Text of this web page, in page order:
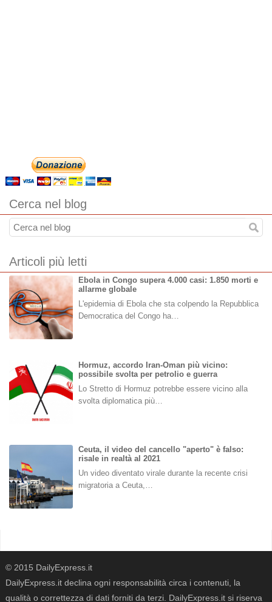
Cerca nel blog
Articoli più letti
Ebola in Congo supera 4.000 casi: 1.850 morti e
allarme globale
L'epidemia di Ebola che sta colpendo la Repubblica
Democratica del Congo ha…
Hormuz, accordo Iran-Oman più vicino:
possibile svolta per petrolio e guerra
Lo Stretto di Hormuz potrebbe essere vicino alla
svolta diplomatica più…
Ceuta, il video del cancello "aperto" è falso:
risale in realtà al 2021
Un video diventato virale durante la recente crisi
migratoria a Ceuta,…
© 2015 DailyExpress.it
DailyExpress.it declina ogni responsabilità circa i contenuti, la
qualità o correttezza di dati forniti da terzi. DailyExpress.it si riserva